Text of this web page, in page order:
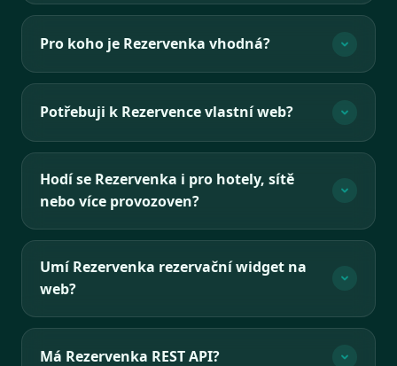
Pro koho je Rezervenka vhodná?
Potřebuji k Rezervence vlastní web?
Hodí se Rezervenka i pro hotely, sítě
nebo více provozoven?
Umí Rezervenka rezervační widget na
web?
Má Rezervenka REST API?